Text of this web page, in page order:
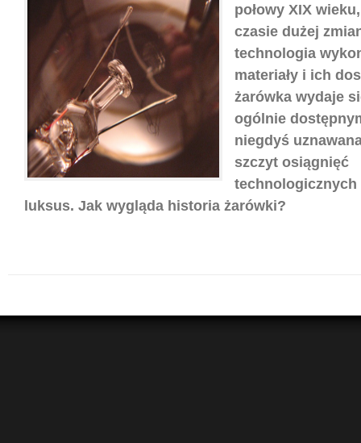
połowy XIX
czasie dużej
technologia
materiały i ich
żarówka wydaje
ogólnie
niegdyś
szczyt osiągnięć
technologicznych
luksus. Jak wygląda historia żarówki?